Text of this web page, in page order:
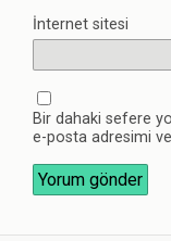
İnternet sitesi
Bir dahaki sefere
e-posta adresimi